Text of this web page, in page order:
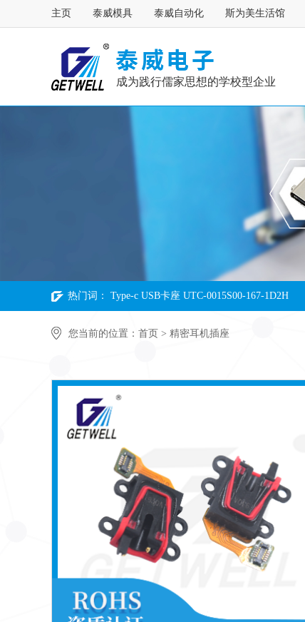
主页 泰威模具 泰威自动化 斯为美生活馆
成为践行儒家思想的学校型企业
热门词： Type-c USB卡座 UTC-0015S00-167-1D2H
PDU Socket 电源插座 AC-0004P00-039-1E0
您当前的位置： 首页 > 精密耳机插座